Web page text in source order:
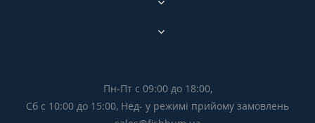
Пн-Пт с 09:00 до 18:00,
Сб с 10:00 до 15:00, Нед- у режимі прийому замовлень